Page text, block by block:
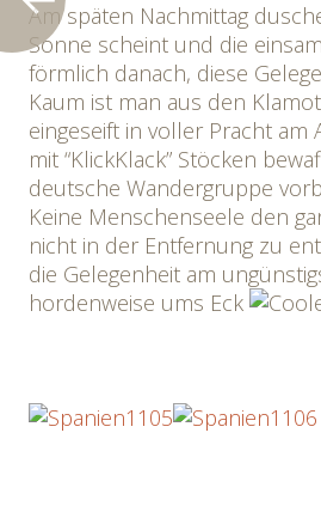
Am späten Nachmittag
Sonne scheint und die
förmlich danach, diese
Kaum ist man aus den
eingeseift in voller Pracht am
mit “KlickKlack” Stöcken
deutsche Wandergruppe
Keine Menschenseele den
nicht in der Entfernung zu
die Gelegenheit am
hordenweise ums Eck